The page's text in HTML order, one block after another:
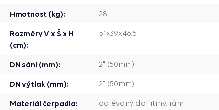
Hmotnost (kg): 28
Rozměry V x Š x H
(cm):
51x39x46.5
DN sání (mm): 2" (50mm)
DN výtlak (mm): 2" (50mm)
Materiál čerpadla:
odlévaný do litiny, rám